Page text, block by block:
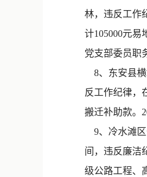
林，违反工作
计105000元
党支部委员职
8、东安县横
反工作纪律，
搬迁补助款。
9、冷水滩区
间，违反廉洁
级公路工程、